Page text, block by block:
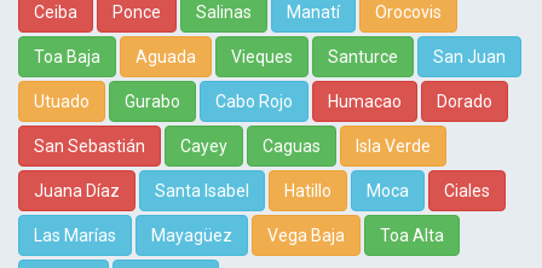
Ceiba Ponce Salinas Manatí Orocovis
Toa Baja Aguada Vieques Santurce San Juan
Utuado Gurabo Cabo Rojo Humacao Dorado
San Sebastián Cayey Caguas Isla Verde
Juana Díaz Santa Isabel Hatillo Moca Ciales
Las Marías Mayagüez Vega Baja Toa Alta